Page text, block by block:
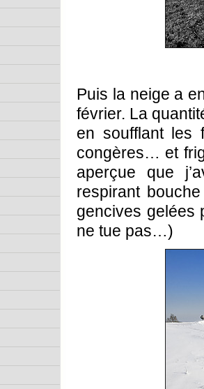
Puis la neige a
février. La
en soufflant les
congères… et
aperçue que
respirant
gencives gelées
ne tue pas…)